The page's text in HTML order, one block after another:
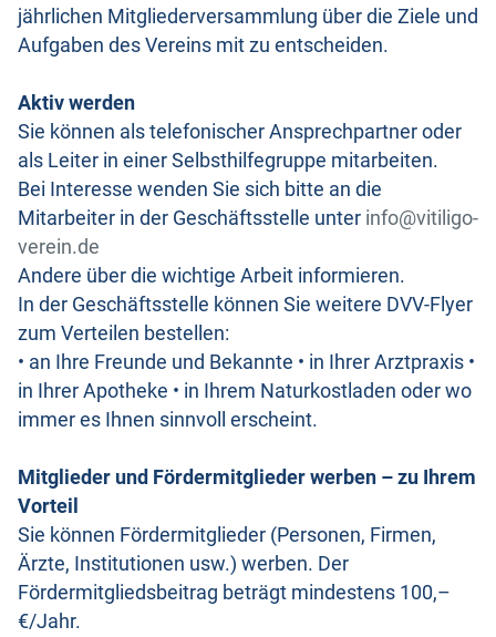
jährlichen Mitgliederversammlung über die Ziele und
Aufgaben des Vereins mit zu entscheiden.
Aktiv werden
Sie können als telefonischer Ansprechpartner oder
als Leiter in einer Selbsthilfegruppe mitarbeiten.
Bei Interesse wenden Sie sich bitte an die
Mitarbeiter in der Geschäftsstelle unter info@vitiligo-
verein.de
Andere über die wichtige Arbeit informieren.
In der Geschäftsstelle können Sie weitere DVV-Flyer
zum Verteilen bestellen:
• an Ihre Freunde und Bekannte • in Ihrer Arztpraxis •
in Ihrer Apotheke • in Ihrem Naturkostladen oder wo
immer es Ihnen sinnvoll erscheint.
Mitglieder und Fördermitglieder werben – zu Ihrem
Vorteil
Sie können Fördermitglieder (Personen, Firmen,
Ärzte, Institutionen usw.) werben. Der
Fördermitgliedsbeitrag beträgt mindestens 100,–
€/Jahr.